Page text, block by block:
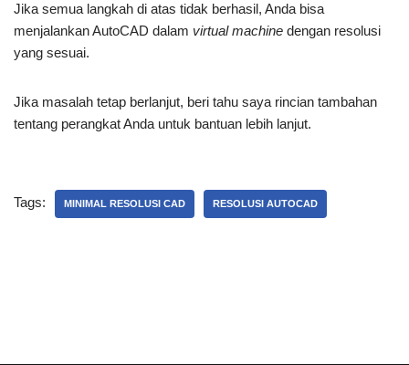
Jika semua langkah di atas tidak berhasil, Anda bisa
menjalankan AutoCAD dalam virtual machine dengan resolusi
yang sesuai.
Jika masalah tetap berlanjut, beri tahu saya rincian tambahan
tentang perangkat Anda untuk bantuan lebih lanjut.
Tags: MINIMAL RESOLUSI CAD RESOLUSI AUTOCAD